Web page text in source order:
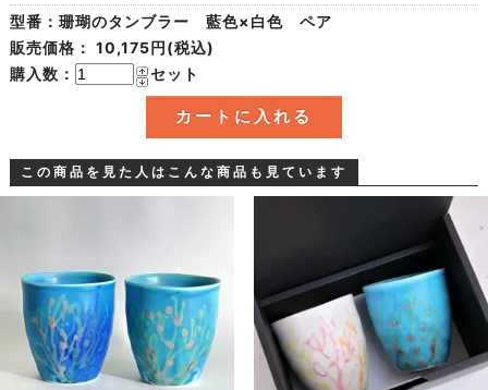
型番：珊瑚のタンブラー 藍色×白色 ペア
販売価格： 10,175円(税込)
購入数：
セット
この商品を見た人はこんな商品も見ています